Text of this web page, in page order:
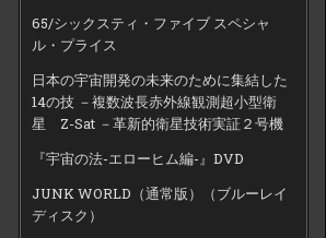
65/シックスティ・ファイブ スペシャ
ル・プライス
日本の宇宙開発の未来のために集結した
14の技 －複数波長赤外線観測超小型衛
星 Z-Sat －革新的衛星技術実証２号機
『宇宙の法-エローヒム編-』DVD
JUNK WORLD（通常版）（ブルーレイ
ディスク）